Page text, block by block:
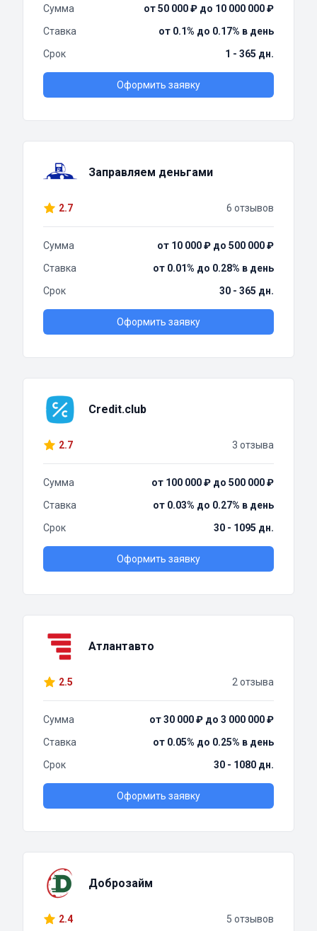
Сумма
от 50 000 ₽ до 10 000 000 ₽
Ставка
от 0.1% до 0.17% в день
Срок
1 - 365 дн.
Оформить заявку
Заправляем деньгами
2.7 6 отзывов
Сумма
от 10 000 ₽ до 500 000 ₽
Ставка
от 0.01% до 0.28% в день
Срок
30 - 365 дн.
Оформить заявку
Credit.club
2.7 3 отзыва
Сумма
от 100 000 ₽ до 500 000 ₽
Ставка
от 0.03% до 0.27% в день
Срок
30 - 1095 дн.
Оформить заявку
Атлантавто
2.5 2 отзыва
Сумма
от 30 000 ₽ до 3 000 000 ₽
Ставка
от 0.05% до 0.25% в день
Срок
30 - 1080 дн.
Оформить заявку
Доброзайм
2.4 5 отзывов